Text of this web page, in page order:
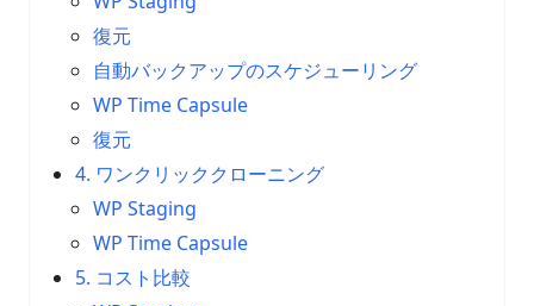
復元
自動バックアップのスケジューリング
WP Time Capsule
復元
4. ワンクリッククローニング
WP Staging
WP Time Capsule
5. コスト比較